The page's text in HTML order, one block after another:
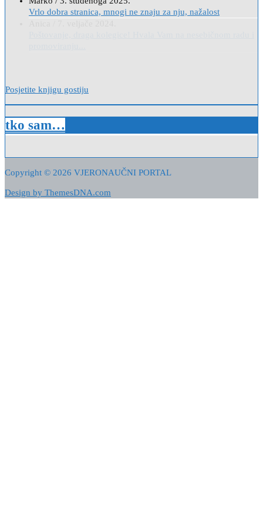
Poštovanje, draga kolegice! Hvala Vam na nesebičnom radu i
Copyright © 2026 VJERONAUČNI PORTAL
Design by ThemesDNA.com